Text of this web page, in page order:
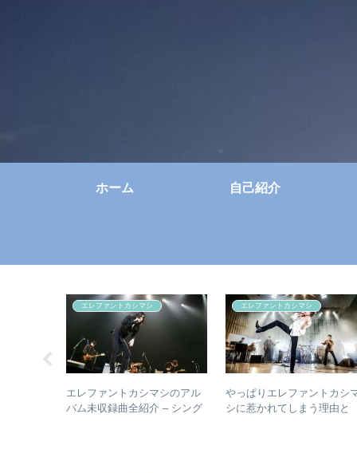
ホーム 自己紹介
エレファントカシマシ
エレファントカシマシのアル
バム未収録曲全紹介 – シング
エレファントカシマシ
やっぱりエレファントカシ
シに惹かれてしまう理由と